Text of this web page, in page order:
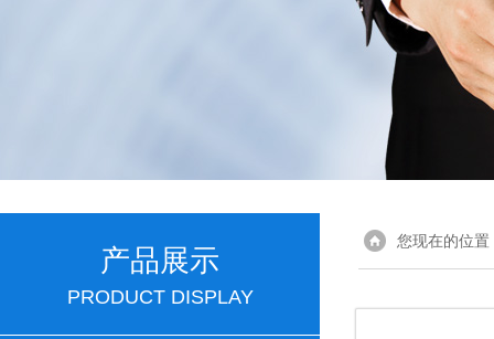
产品展示
PRODUCT DISPLAY
您现在的位置